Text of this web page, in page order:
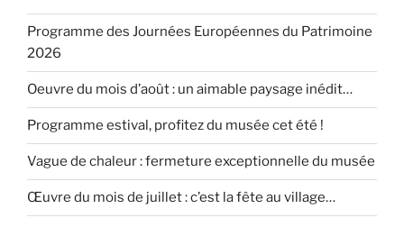
Programme des Journées Européennes du Patrimoine
2026
Oeuvre du mois d’août : un aimable paysage inédit…
Programme estival, profitez du musée cet été !
Vague de chaleur : fermeture exceptionnelle du musée
Œuvre du mois de juillet : c’est la fête au village…